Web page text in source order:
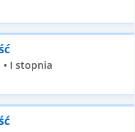
• I stopnia